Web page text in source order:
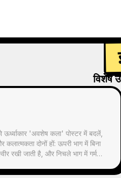
विशेष
ऊर्ध्वाकार 'अवशेष कला' पोस्टर में बदलें,
दोनों हों: ऊपरी भाग में बिना
रखी जाती है, और निचले भाग में गर्म
संकुचित किया जाता है। यह सामान्य